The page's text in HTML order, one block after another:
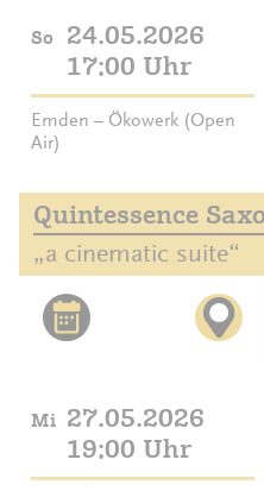
So
24.05.2026
17:00 Uhr
Emden – Ökowerk (Open
Air)
Quintessence
„a cinematic suite“
Mi 27.05.2026
19:00 Uhr